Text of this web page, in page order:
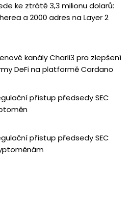
ke ztrátě 3,3 milionu dolarů:
a 2000 adres na Layer 2
kanály Charli3 pro zlepšení
DeFi na platformě Cardano
přístup předsedy SEC
přístup předsedy SEC